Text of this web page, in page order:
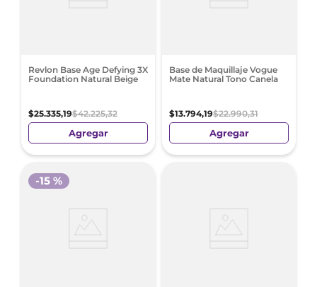
Revlon Base Age Defying 3X
Foundation Natural Beige
$25.335,19$42.225,32
Agregar
Base de Maquillaje Vogue
Mate Natural Tono Canela
$13.794,19$22.990,31
Agregar
-15 %